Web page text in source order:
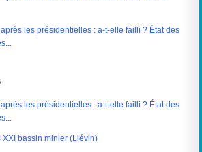
après les présidentielles : a-t-elle failli ? État des
après les présidentielles : a-t-elle failli ? État des
XXI bassin minier (Liévin)